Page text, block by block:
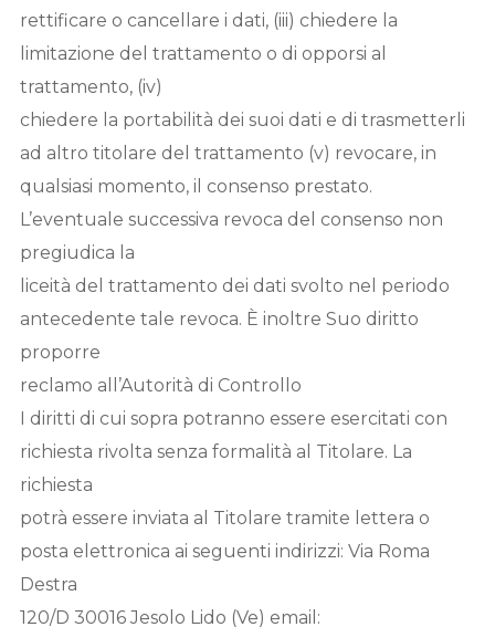
rettificare o cancellare i dati, (iii) chiedere la
limitazione del trattamento o di opporsi al
trattamento, (iv)
chiedere la portabilità dei suoi dati e di trasmetterli
ad altro titolare del trattamento (v) revocare, in
qualsiasi momento, il consenso prestato.
L’eventuale successiva revoca del consenso non
pregiudica la
liceità del trattamento dei dati svolto nel periodo
antecedente tale revoca. È inoltre Suo diritto
proporre
reclamo all’Autorità di Controllo
I diritti di cui sopra potranno essere esercitati con
richiesta rivolta senza formalità al Titolare. La
richiesta
potrà essere inviata al Titolare tramite lettera o
posta elettronica ai seguenti indirizzi: Via Roma
Destra
120/D 30016 Jesolo Lido (Ve) email: